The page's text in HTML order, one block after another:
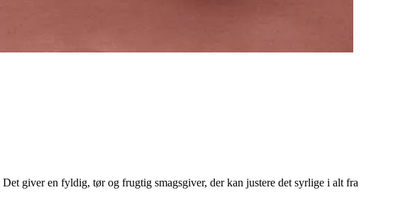
giver en fyldig, tør og frugtig smagsgiver, der kan justere det syrlige i alt fra